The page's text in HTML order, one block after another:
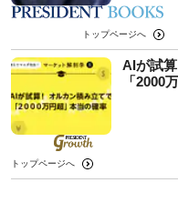
トップページへ
AIが試
「2000
トップページへ